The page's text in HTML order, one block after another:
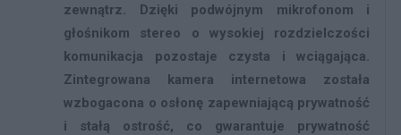
zewnątrz. Dzięki podwójnym mikrofonom i
głośnikom stereo o wysokiej rozdzielczości
komunikacja pozostaje czysta i wciągająca.
Zintegrowana kamera internetowa została
wzbogacona o osłonę zapewniającą prywatność
i stałą ostrość, co gwarantuje prywatność